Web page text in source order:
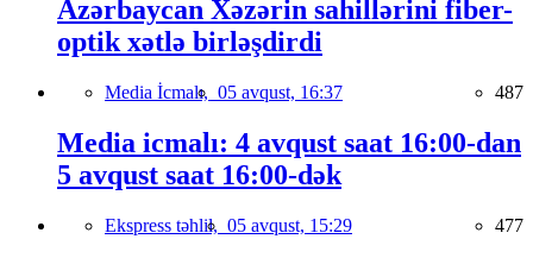
Azərbaycan Xəzərin sahillərini fiber-
optik xətlə birləşdirdi
Media İcmalı, 05 avqust, 16:37 487
Media icmalı: 4 avqust saat 16:00-dan
5 avqust saat 16:00-dək
Ekspress təhlil, 05 avqust, 15:29 477